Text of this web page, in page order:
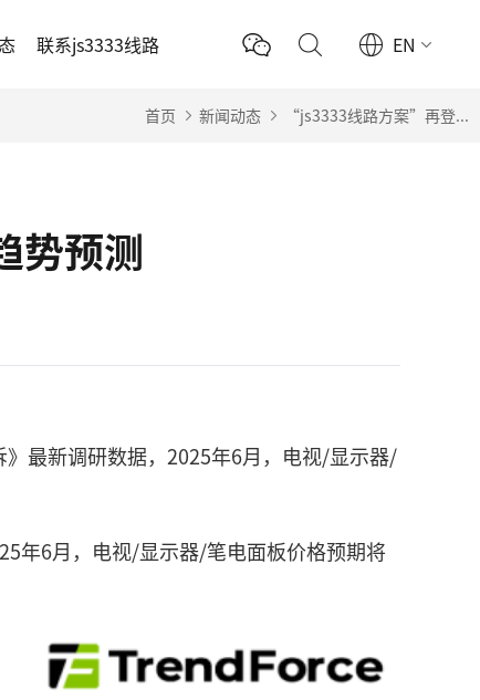
联系js3333线路 EN
首页 新闻动态 “js3333线路方案”再登...
势预测
最新调研数据，2025年6月，电视/显示器/
年6月，电视/显示器/笔电面板价格预期将